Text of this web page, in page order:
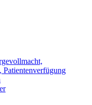
Patientenverfügung